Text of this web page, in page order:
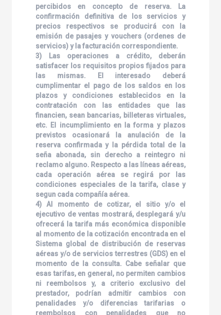
percibidos en concepto de reserva. La
confirmación definitiva de los servicios y
precios respectivos se producirá con la
emisión de pasajes y vouchers (ordenes de
servicios) y la facturación correspondiente.
3) Las operaciones a crédito, deberán
satisfacer los requisitos propios fijados para
las mismas. El interesado deberá
cumplimentar el pago de los saldos en los
plazos y condiciones establecidos en la
contratación con las entidades que las
financien, sean bancarias, billeteras virtuales,
etc. El incumplimiento en la forma y plazos
previstos ocasionará la anulación de la
reserva confirmada y la pérdida total de la
seña abonada, sin derecho a reintegro ni
reclamo alguno. Respecto a las líneas aéreas,
cada operación aérea se regirá por las
condiciones especiales de la tarifa, clase y
segun cada compañía aérea.
4) Al momento de cotizar, el sitio y/o el
ejecutivo de ventas mostrará, desplegará y/u
ofrecerá la tarifa más económica disponible
al momento de la cotización encontrada en el
Sistema global de distribución de reservas
aéreas y/o de servicios terrestres (GDS) en el
momento de la consulta. Cabe señalar que
esas tarifas, en general, no permiten cambios
ni reembolsos y, a criterio exclusivo del
prestador, podrían admitir cambios con
penalidades y/o diferencias tarifarias o
reembolsos con penalidades que no